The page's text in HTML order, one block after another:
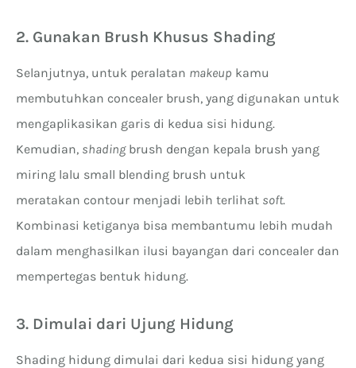
2. Gunakan Brush Khusus Shading
Selanjutnya, untuk peralatan makeup kamu
membutuhkan concealer brush, yang digunakan untuk
mengaplikasikan garis di kedua sisi hidung.
Kemudian, shadingbrush dengan kepala brush yang
miring lalu small blending brush untuk
meratakan contour menjadi lebih terlihat soft.
Kombinasi ketiganya bisa membantumu lebih mudah
dalam menghasilkan ilusi bayangan dari concealer dan
mempertegas bentuk hidung.
3. Dimulai dari Ujung Hidung
Shading hidung dimulai dari kedua sisi hidung yang